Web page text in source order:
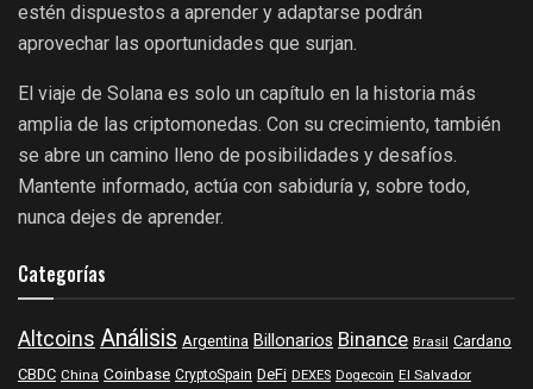
estén dispuestos a aprender y adaptarse podrán
aprovechar las oportunidades que surjan.
El viaje de Solana es solo un capítulo en la historia más
amplia de las criptomonedas. Con su crecimiento, también
se abre un camino lleno de posibilidades y desafíos.
Mantente informado, actúa con sabiduría y, sobre todo,
nunca dejes de aprender.
Categorías
AltcoinsAnálisis Argentina BillonariosBinance Brasil Cardano
CBDC China Coinbase CryptoSpain DeFi DEXES Dogecoin El Salvador